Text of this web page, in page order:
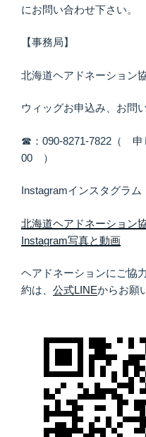
にお問い合わせ下さい。
【事務局】
北海道ヘアドネーション
ウィッグお申込み、お問
☎：090-8271-7822（ 申
00 ）
Instagramインスタグラム
北海道ヘアドネーション
Instagram写真と動画
ヘアドネーションにご協
約は、 公式LINEからお願